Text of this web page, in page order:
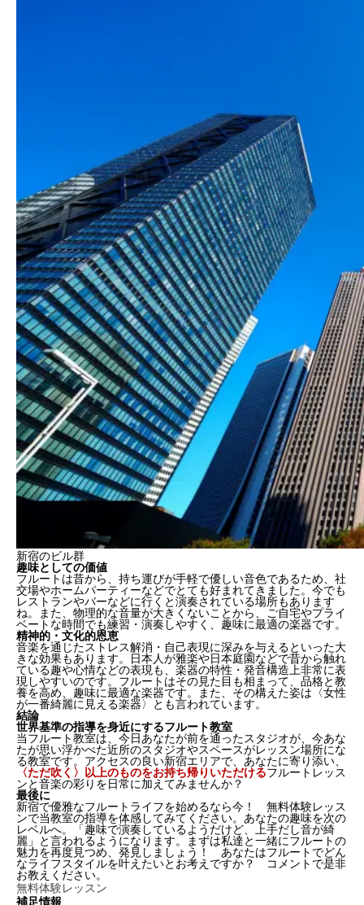
新宿のビル群
趣味としての価値
フルートは昔から、持ち運びが手軽で優しい音色であるため、社
交場やホームパーティーなどでとても好まれてきました。今でも
レストランやバーなどに行くと演奏されている場所もあります
ね。また、物理的な音量が大きくないことから、
ご自宅やプライ
ベートな時間でも練習・演奏しやすく、趣味に最適の楽器です。
精神的・文化的恩恵
音楽を通じたストレス解消・自己表現に深みを与えるといった大
きな効果もあります。日本人が雅楽や日本庭園などで昔から触れ
ている趣や心情などの表現も、楽器の特性・発音構造上非常に表
現しやすいのです。フルートはその見た目も相まって、 品格と教
養を高め、趣味に最適な楽器です。また、その構えた姿は〈女性
が一番綺麗に見える楽器〉とも言われています。
結論
世界基準の指導を身近にするフルート教室
当フルート教室は、今日あなたが前を通ったスタジオが、今あな
たが思い浮かべた近所のスタジオやスペースがレッスン場所にな
る教室です。アクセスの良い新宿エリアで、あなたに寄り添い、
〈ただ吹く〉以上のものをお持ち帰りいただけるフルートレッス
ンと音楽の彩りを日常に加えてみませんか？
最後に
新宿で優雅なフルートライフを始めるなら今！ 無料体験レッス
ンで当教室の指導を体感してみてください。あなたの趣味を次の
レベルへ。
「趣味で演奏しているようだけど、上手だし音が綺
麗」
と言われるようになります。まずは私達と一緒にフルートの
魅力を再度見つめ、発見しましょう！ あなたはフルートでどん
なライフスタイルを叶えたいとお考えですか？ コメントで是非
お教えください。
無料体験レッスン
補足情報